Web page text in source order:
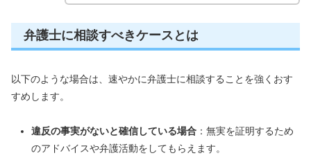
弁護士に相談すべきケースとは
以下のような場合は、速やかに弁護士に相談することを強くおす
すめします。
違反の事実がないと確信している場合：無実を証明するため
のアドバイスや弁護活動をしてもらえます。